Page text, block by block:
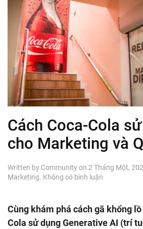
Cách Coca-Cola
cho Marketing và
Written by Communityon 2 Tháng Một,
Marketing. Không có bình luận
Cola
sử
dụng
Cùng khám phá cách gã khổng
Cola sử dụng Generative AI (trí